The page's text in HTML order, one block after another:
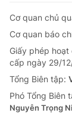
Cơ quan chủ
Cơ quan báo
Giấy phép
cấp ngày 29/
Tổng Biên tập:
Phó Tổng Biên
Nguyễn Trọng